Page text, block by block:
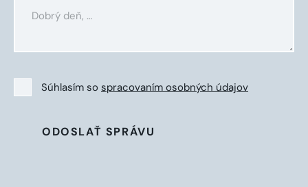
Súhlasím so spracovaním osobných údajov
ODOSLAŤ SPRÁVU